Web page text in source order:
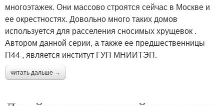
многоэтажек. Они массово строятся сейчас в Москве и
ее окрестностях. Довольно много таких домов
используется для расселения сносимых хрущевок .
Автором данной серии, а также ее предшественницы
П44 , является институт ГУП МНИИТЭП.
читать дальше →